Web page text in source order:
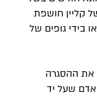
קליין חושפת
בידי גופים של
את ההסגרה
שעל יד